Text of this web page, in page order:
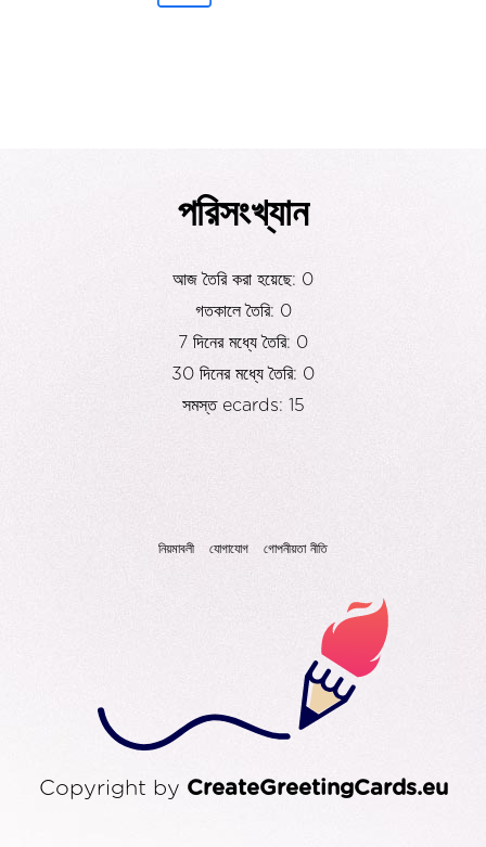
পরিসংখ্যান
আজ তৈরি করা হয়েছে: 0
গতকালে তৈরি: 0
7 দিনের মধ্যে তৈরি: 0
30 দিনের মধ্যে তৈরি: 0
সমস্ত ecards: 15
নিয়মাবলী যোগাযোগ গোপনীয়তা নীতি
Copyright by CreateGreetingCards.eu